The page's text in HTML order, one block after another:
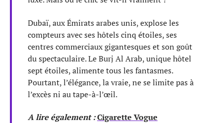
Dubaï, aux Émirats arabes unis, explose les
compteurs avec ses hôtels cinq étoiles, ses
centres commerciaux gigantesques et son goût
du spectaculaire. Le Burj Al Arab, unique hôtel
sept étoiles, alimente tous les fantasmes.
Pourtant, l’élégance, la vraie, ne se limite pas à
l’excès ni au tape-à-l’œil.
A lire également :Cigarette Vogue